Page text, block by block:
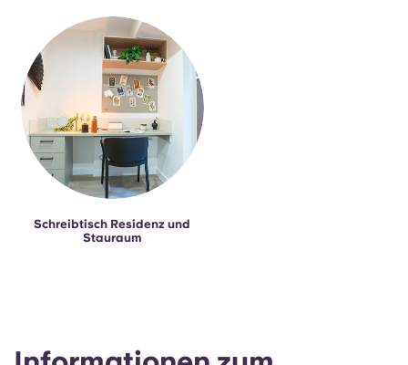
Schreibtisch Residenz und
Stauraum